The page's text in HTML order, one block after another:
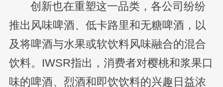
创新也在重塑这一品类，各公司纷纷
推出风味啤酒、低卡路里和无糖啤酒，以
及将啤酒与水果或软饮料风味融合的混合
饮料。IWSR指出，消费者对樱桃和浆果口
味的啤酒、烈酒和即饮饮料的兴趣日益浓